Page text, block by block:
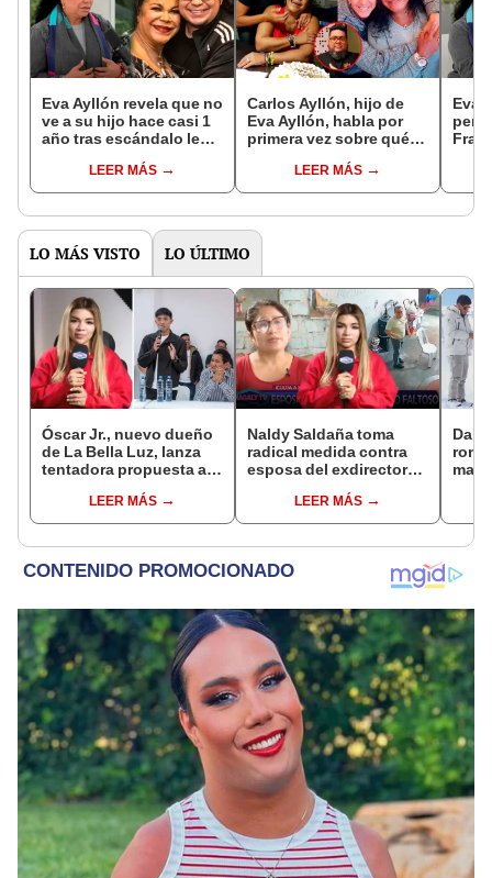
Eva Ayllón revela que no
ve a su hijo hace casi 1
año tras escándalo legal
lo crie así"LEER MÁS
Carlos Ayllón, hijo de
Eva Ayllón, habla por
primera vez sobre qué
con Natalia Málaga: “No
veo nada raro”
LEER MÁS
Eva
LO MÁS VISTO LO ÚLTIMO
Óscar Jr., nuevo dueño
de La Bella Luz, lanza
tentadora propuesta a
denuncia por
tocamientos: “Va a
LEER MÁS
Naldy Saldaña toma
radical medida contra
esposa del exdirector
acusarla de tener
relación con él: “Es
LEER MÁS